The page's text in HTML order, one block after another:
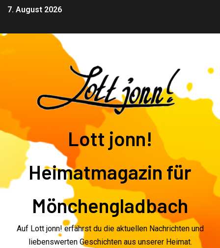
7. August 2026
Lott jonn!
Heimatmagazin für
Mönchengladbach
Auf Lott jonn! erfährst du die aktuellen Nachrichten und
liebenswerten Geschichten aus unserer Heimat.